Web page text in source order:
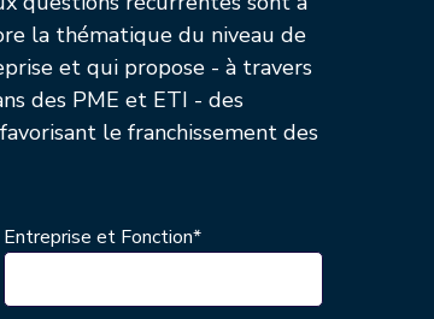
la thématique du niveau de
et qui propose - à travers
des PME et ETI - des
le franchissement des
Entreprise et Fonction*